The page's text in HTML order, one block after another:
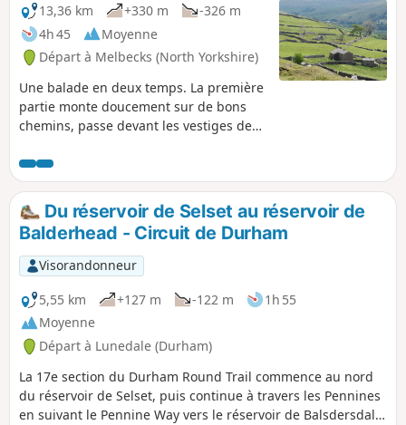
13,36 km
+330 m
-326 m
4h 45
Moyenne
Départ à Melbecks (North Yorkshire)
Une balade en deux temps. La première
partie monte doucement sur de bons
chemins, passe devant les vestiges de
Mill, avant de traverser le ruisseau et la
lande de Melbecks Moor et de passer
devant les terrils de l'industrie minière
du plomb, abandonnée depuis
longtemps. Le sentier descend par l'un
des « hushes » jusqu'au Bunton Level,
au-dessus de Gunnerside Gill. Le retour
se fait sur des sentiers herbeux qui
contournent Brownsey Moor et
traversent des terres agricoles, souvent
en suivant des murs en pierres sèches
et en passant devant des fermes en
activité et des granges traditionnelles.
Du réservoir de Selset au réservoir de
Balderhead - Circuit de Durham
Visorandonneur
5,55 km
+127 m -122 m
1h 55
Moyenne
Départ à Lunedale (Durham)
La 17e section du Durham Round Trail commence au nord
du réservoir de Selset, puis continue à travers les Pennines
en suivant le Pennine Way vers le réservoir de Balsdersdale.